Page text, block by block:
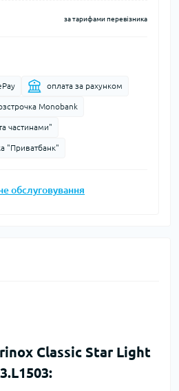
за тарифами перевізника
оплата за рахунком
Monobank
частинами"
"Приватбанк"
обслуговування
Classic Star Light